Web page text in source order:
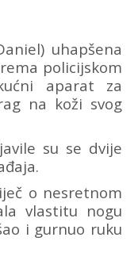
uhapšena
policijskom
aparat za
na koži svog
su se dvije
o nesretnom
vlastitu nogu
i gurnuo ruku